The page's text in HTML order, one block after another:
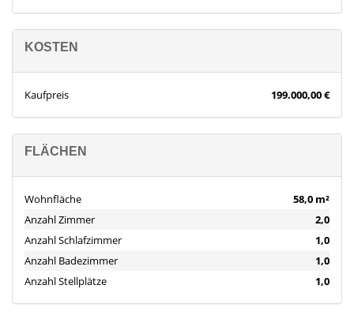
KOSTEN
Kaufpreis 199.000,00 €
FLÄCHEN
Wohnfläche
58,0 m²
Anzahl Zimmer
2,0
Anzahl Schlafzimmer
1,0
Anzahl Badezimmer
1,0
Anzahl Stellplätze
1,0